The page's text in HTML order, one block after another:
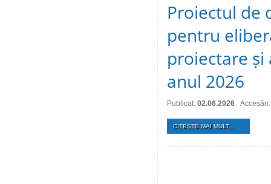
Proiectul de
pentru
proiectare
anul 2026
Publicat: 02.06.2026
CITEŞTE MAI MULT...